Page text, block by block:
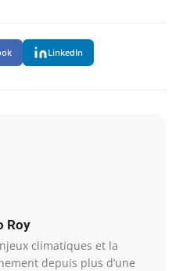
LinkedIn
Roy
climatiques et la
depuis plus d’une